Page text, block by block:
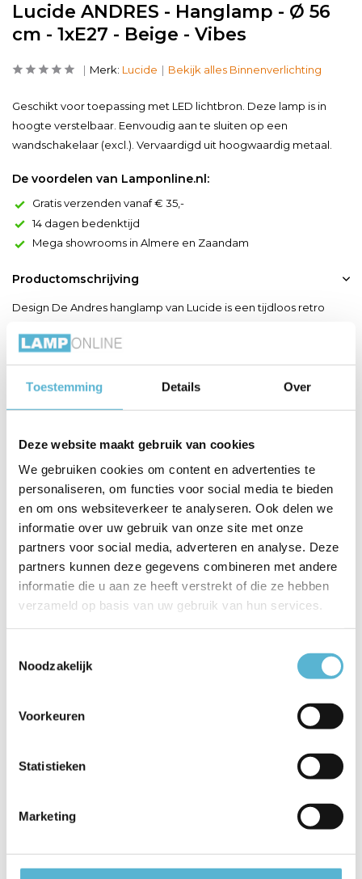
Toestemming Details Over
Deze website maakt gebruik van cookies
We gebruiken cookies om content en advertenties te
personaliseren, om functies voor social media te bieden
en om ons websiteverkeer te analyseren. Ook delen we
informatie over uw gebruik van onze site met onze
partners voor social media, adverteren en analyse. Deze
partners kunnen deze gegevens combineren met andere
informatie die u aan ze heeft verstrekt of die ze hebben
verzameld op basis van uw gebruik van hun services.
Noodzakelijk
Voorkeuren
Statistieken
Marketing
Lucide ANDRES - Hanglamp - Ø 56
cm - 1xE27 - Beige - Vibes
Merk: Lucide Bekijk alles Binnenverlichting
Geschikt voor toepassing met LED lichtbron. Deze lamp is in
hoogte verstelbaar. Eenvoudig aan te sluiten op een
wandschakelaar (excl.). Vervaardigd uit hoogwaardig metaal.
De voordelen van Lamponline.nl:
Gratis verzenden vanaf € 35,-
14 dagen bedenktijd
Mega showrooms in Almere en Zaandam
Productomschrijving
Design De Andres hanglamp van Lucide is een tijdloos retro
warme materialen samenkomen. Het half ronde metalen design
zorgt voor een zachte, evenwichtige uitstraling die mooi tot zijn
recht komt boven een eettafel of in een leefruimte. De
Productspecificaties
Artikelnummer 65405/56/38
EAN 5411212650207
Leverancier Lucide
Er zijn nog geen reviews geschreven over dit product..
Schrijf je eigen review